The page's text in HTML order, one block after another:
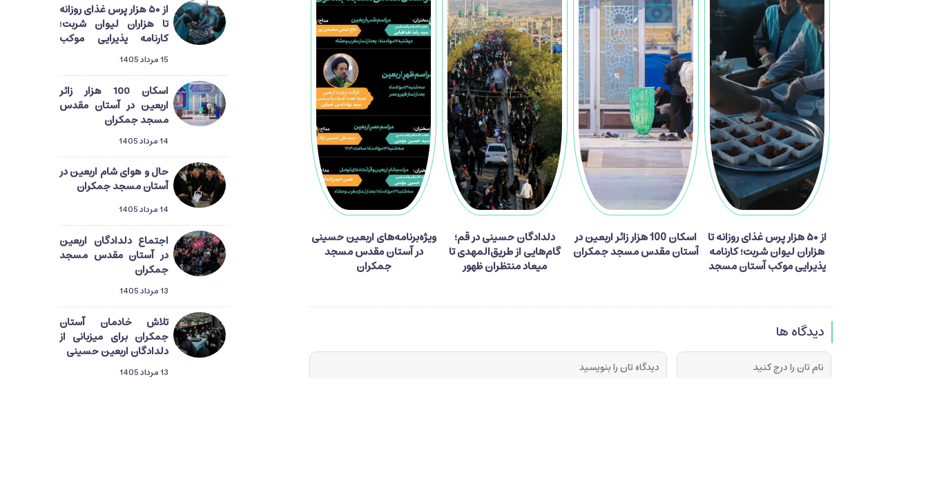
از ۵۰ هزار پرس غذای روزانه تا
هزاران لیوان شربت؛ کارنامه
پذیرایی موکب آستان مسجد
اسکان 100 هزار زائر اربعین در
آستان مقدس مسجد جمکران
دلدادگان حسینی در قم؛
گام‌هایی از طریق‌المهدی تا
میعاد منتظران ظهور
ویژه‌برنامه‌های اربعین حسینی
در آستان مقدس مسجد
جمکران
دیدگاه ها
از ۵۰ هزار پرس غذای روزانه
تا هزاران لیوان شربت؛
کارنامه پذیرایی موکب
آستان مسجد جمکران از
زائران اربعین
15 مرداد 1405
اسکان 100 هزار زائر
اربعین در آستان مقدس
مسجد جمکران
14 مرداد 1405
حال و هوای شام اربعین در
آستان مسجد جمکران
14 مرداد 1405
اجتماع دلدادگان اربعین
در آستان مقدس مسجد
جمکران
13 مرداد 1405
تلاش خادمان آستان
جمکران برای میزبانی از
دلدادگان اربعین حسینی
13 مرداد 1405